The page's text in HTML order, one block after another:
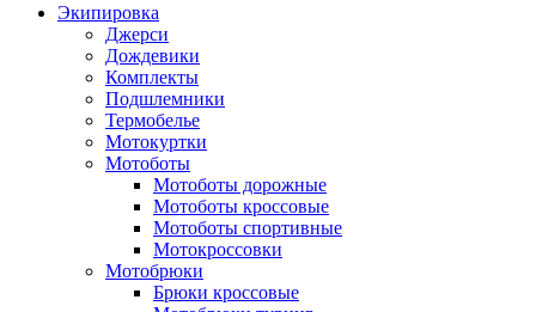
Экипировка
Джерси
Дождевики
Комплекты
Подшлемники
Термобелье
Мотокуртки
Мотоботы
Мотоботы дорожные
Мотоботы кроссовые
Мотоботы спортивные
Мотокроссовки
Мотобрюки
Брюки кроссовые